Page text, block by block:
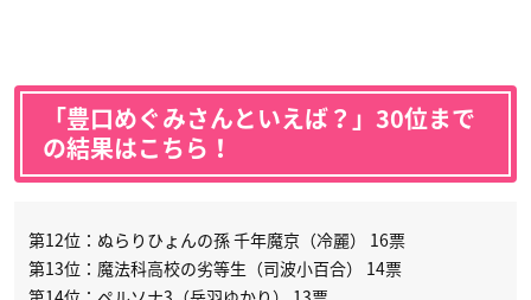
「豊口めぐみさんといえば？」30位まで
の結果はこちら！
第12位：ぬらりひょんの孫 千年魔京（冷麗） 16票
第13位：魔法科高校の劣等生（司波小百合） 14票